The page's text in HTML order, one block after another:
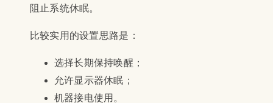
阻止系统休眠。
比较实用的设置思路是：
选择长期保持唤醒；
允许显示器休眠；
机器接电使用。